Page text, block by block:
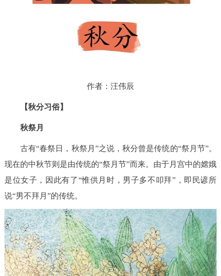
作者：汪伟辰
【秋分习俗】
秋祭月
古有“春祭日，秋祭月”之说，秋分曾是传统的“祭月节”。
现在的中秋节则是由传统的“祭月节”而来。由于月宫中的嫦娥
是位女子，因此有了“惟供月时，男子多不叩拜”，即民谚所
说“男不拜月”的传统。